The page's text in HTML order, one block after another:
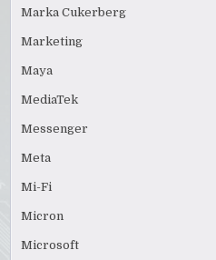
Marka Cukerberg
Marketing
Maya
MediaTek
Messenger
Meta
Mi-Fi
Micron
Microsoft